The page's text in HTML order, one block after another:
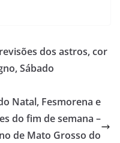
dos astros, cor
Sábado
Natal, Fesmorena e
do fim de semana –
de Mato Grosso do